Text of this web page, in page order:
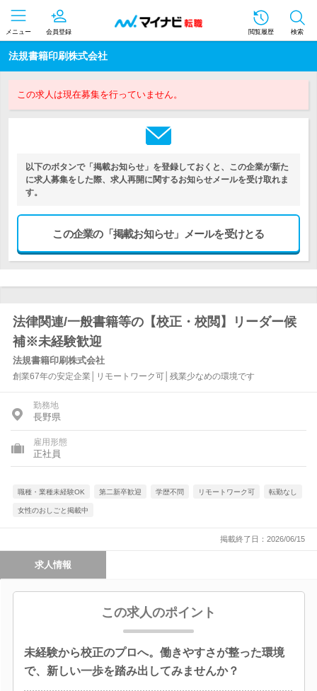
メニュー 会員登録 閲覧履歴 検索
法規書籍印刷株式会社
この求人は現在募集を行っていません。
以下のボタンで「掲載お知らせ」を登録しておくと、この企業が新た
に求人募集をした際、求人再開に関するお知らせメールを受け取れま
す。
この企業の「掲載お知らせ」メールを受けとる
法律関連/一般書籍等の【校正・校閲】リーダー候
補※未経験歓迎
法規書籍印刷株式会社
創業67年の安定企業│リモートワーク可│残業少なめの環境です
勤務地
長野県
雇用形態
正社員
職種・業種未経験OK 第二新卒歓迎 学歴不問 リモートワーク可 転勤なし
女性のおしごと掲載中
掲載終了日：2026/06/15
求人情報
この求人のポイント
未経験から校正のプロへ。働きやすさが整った環境
で、新しい一歩を踏み出してみませんか？